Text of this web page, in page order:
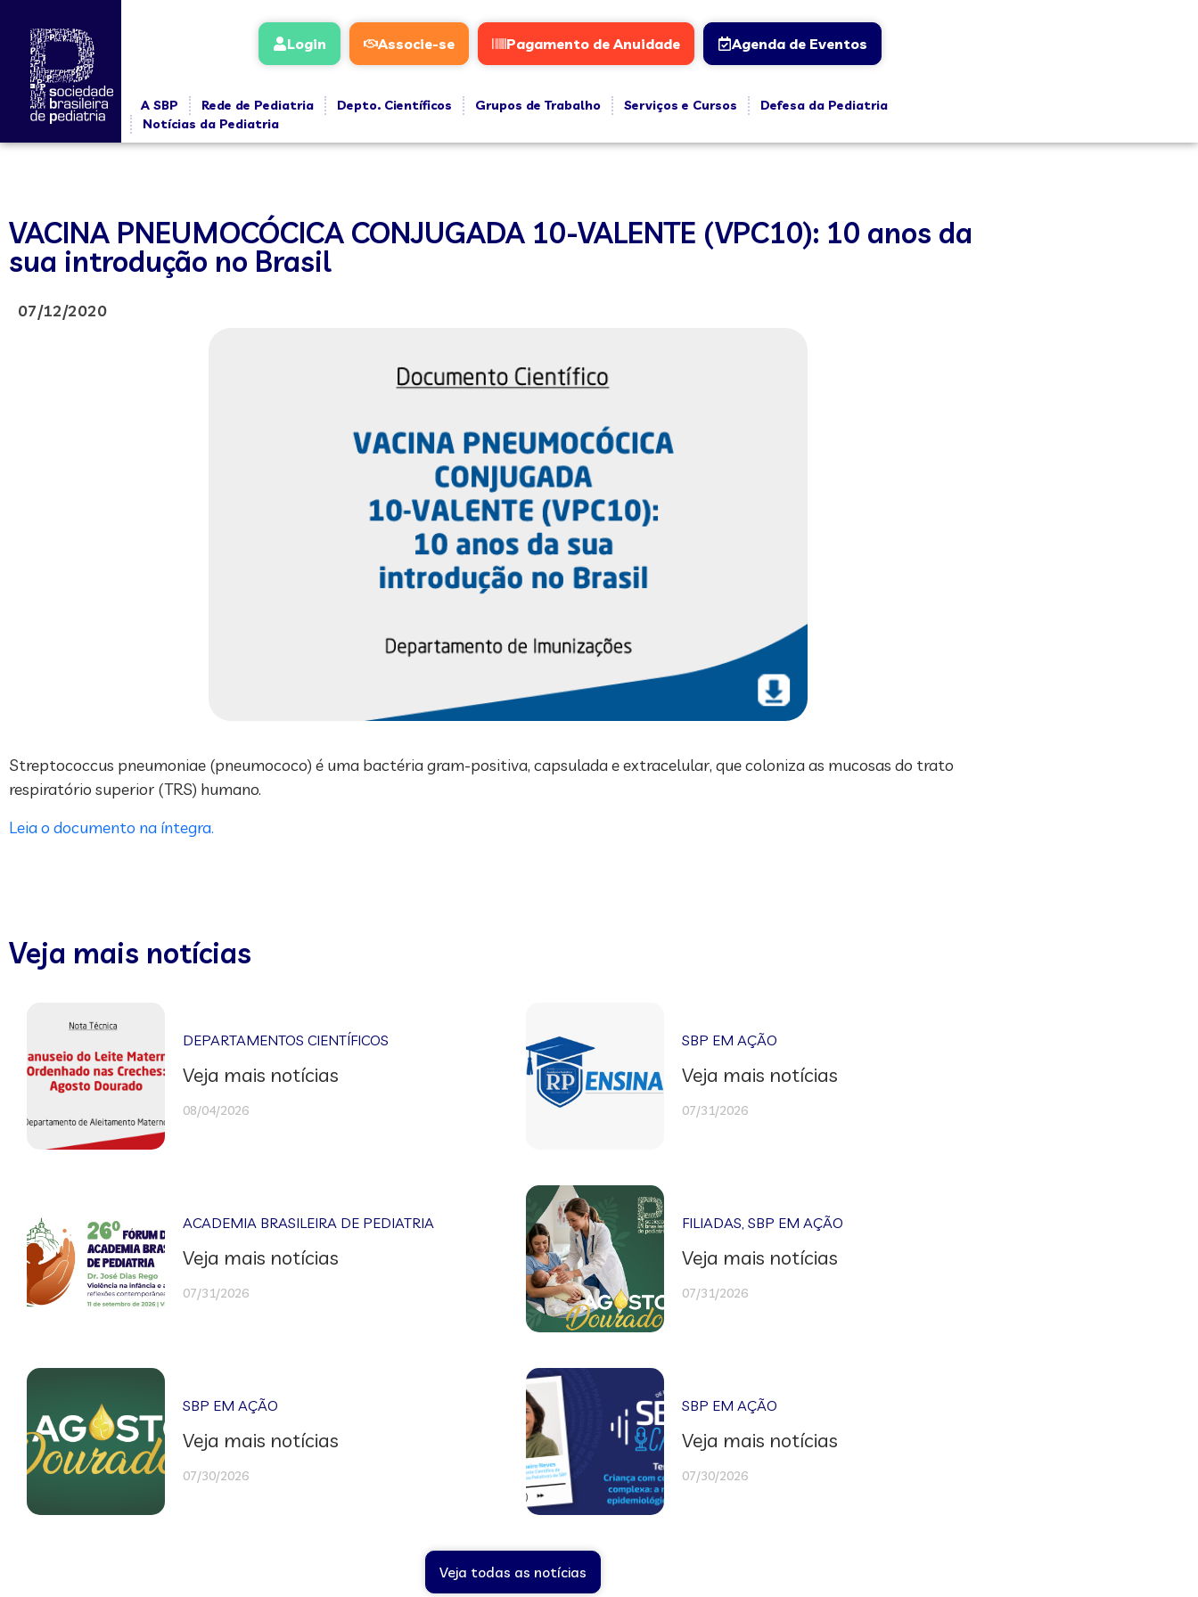
Login Associe-se Pagamento de Anuidade Agenda de Eventos
A SBP Rede de Pediatria Depto. Científicos Grupos de Trabalho Serviços e Cursos
Defesa da Pediatria
Notícias da Pediatria
VACINA PNEUMOCÓCICA CONJUGADA 10-VALENTE (VPC10): 10 anos da
sua introdução no Brasil
07/12/2020
Streptococcus pneumoniae (pneumococo) é uma bactéria gram-positiva, capsulada e extracelular, que coloniza as mucosas do trato
respiratório superior (TRS) humano.
Leia o documento na íntegra.
Veja mais notícias
DEPARTAMENTOS CIENTÍFICOS
Veja mais notícias
08/04/2026
SBP EM AÇÃO
Veja mais notícias
07/31/2026
ACADEMIA BRASILEIRA DE PEDIATRIA
Veja mais notícias
07/31/2026
FILIADAS,SBP EM AÇÃO
Veja mais notícias
07/31/2026
SBP EM AÇÃO
Veja mais notícias
07/30/2026
SBP EM AÇÃO
Veja mais notícias
07/30/2026
Veja todas as notícias